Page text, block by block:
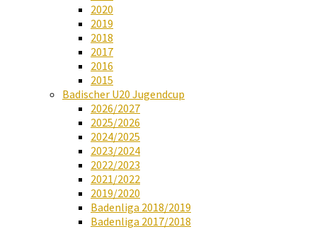
2020
2019
2018
2017
2016
2015
Badischer U20 Jugendcup
2026/2027
2025/2026
2024/2025
2023/2024
2022/2023
2021/2022
2019/2020
Badenliga 2018/2019
Badenliga 2017/2018